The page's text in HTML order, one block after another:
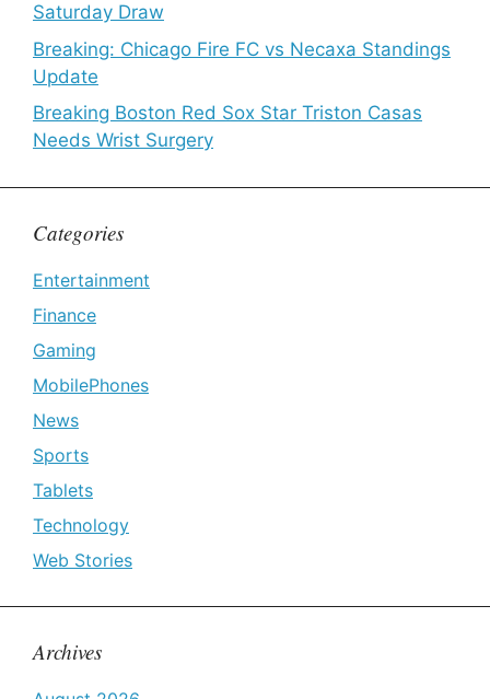
Saturday Draw
Breaking: Chicago Fire FC vs Necaxa Standings
Update
Breaking Boston Red Sox Star Triston Casas
Needs Wrist Surgery
Categories
Entertainment
Finance
Gaming
MobilePhones
News
Sports
Tablets
Technology
Web Stories
Archives